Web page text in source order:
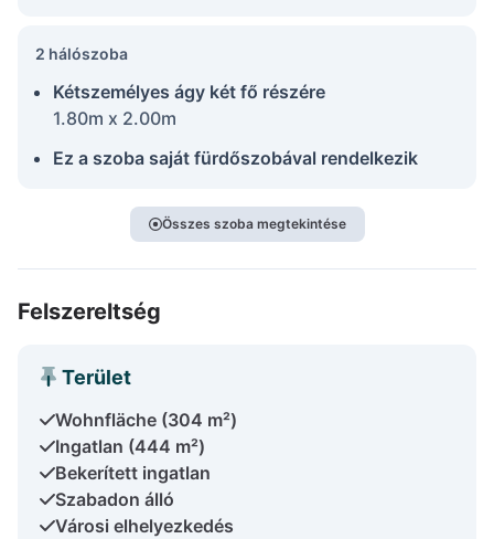
2 hálószoba
Kétszemélyes ágy két fő részére
1.80m x 2.00m
Ez a szoba saját fürdőszobával rendelkezik
Összes szoba megtekintése
Felszereltség
Terület
Wohnfläche (304 m²)
Ingatlan (444 m²)
Bekerített ingatlan
Szabadon álló
Városi elhelyezkedés